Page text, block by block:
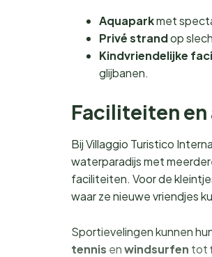
Aquaparkmet
Privé strandop
Kindvriendelijke
glijbanen.
Faciliteiten
Bij Villaggio Turistico
waterparadijs met
faciliteiten. Voor de
waar ze nieuwe vriendjes
Sportievelingen kunnen
tennis enwindsurfen tot